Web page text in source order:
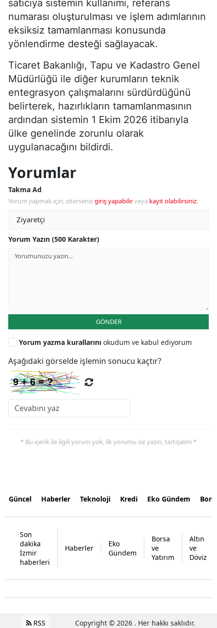
satıcıya sistemin kullanımı, referans
numarası oluşturulması ve işlem adımlarının
eksiksiz tamamlanması konusunda
yönlendirme desteği sağlayacak.
Ticaret Bakanlığı, Tapu ve Kadastro Genel
Müdürlüğü ile diğer kurumların teknik
entegrasyon çalışmalarını sürdürdüğünü
belirterek, hazırlıkların tamamlanmasının
ardından sistemin 1 Ekim 2026 itibarıyla
ülke genelinde zorunlu olarak
uygulanacağını bildirdi.
Yorumlar
Takma Ad
Yorum yapmak için, istersenizgiriş yapabilirveya kayıt olabilirsiniz.
Yorum Yazın (500 Karakter)
GÖNDER
Yorum yazma kurallarını okudum ve kabul ediyorum
Aşağıdaki görselde işlemin sonucu kaçtır?
* Bu içerik ile ilgili yorum yok, ilk yorumu siz yazın, tartışalım *
Güncel Haberler Teknoloji Kredi Eko Gündem
Son
dakika
İzmir
haberleri
Haberler
Eko
Gündem
Borsa
ve
Yatırım
Altın
ve
Döviz
RSS Copyright © 2026 . Her hakkı saklıdır.